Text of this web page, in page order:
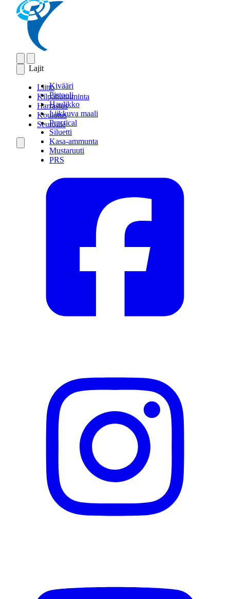
Lajit
Kivääri
Pistooli
Haulikko
Liikkuva maali
Practical
Siluetti
Kasa-ammunta
Mustaruuti
PRS
Liitto
Kilpailutoiminta
Harrastus
Koulutus
Seuroille